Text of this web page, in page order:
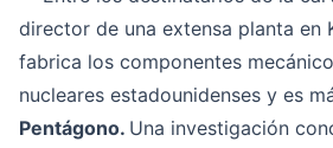
director de una extensa planta en
fabrica los componentes
nucleares estadounidenses y es
Pentágono. Una investigación